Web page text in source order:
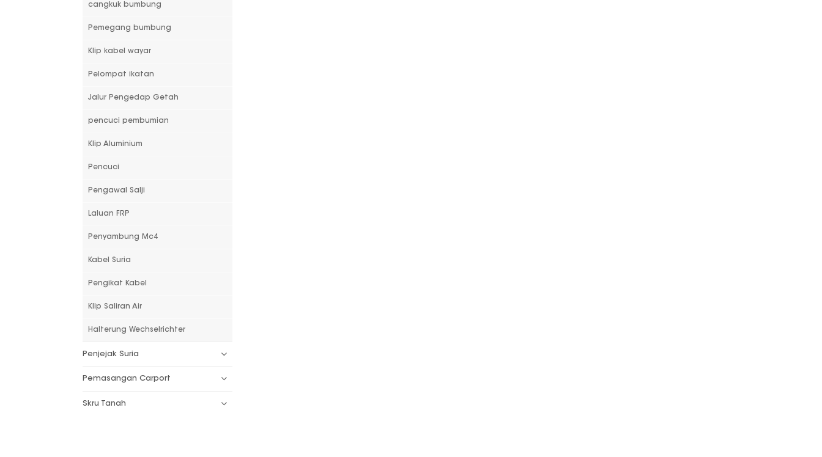
cangkuk bumbung
Pemegang bumbung
Klip kabel wayar
Pelompat ikatan
Jalur Pengedap Getah
pencuci pembumian
Klip Aluminium
Pencuci
Pengawal Salji
Laluan FRP
Penyambung Mc4
Kabel Suria
Pengikat Kabel
Klip Saliran Air
Halterung Wechselrichter
Penjejak Suria
Pemasangan Carport
Skru Tanah